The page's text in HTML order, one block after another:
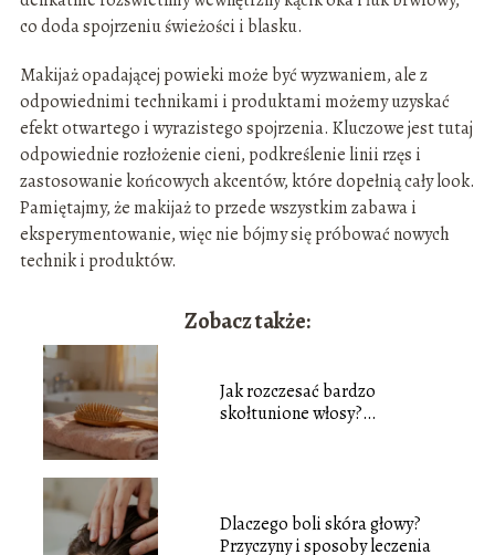
co doda spojrzeniu świeżości i blasku.
Makijaż opadającej powieki może być wyzwaniem, ale z
odpowiednimi technikami i produktami możemy uzyskać
efekt otwartego i wyrazistego spojrzenia. Kluczowe jest tutaj
odpowiednie rozłożenie cieni, podkreślenie linii rzęs i
zastosowanie końcowych akcentów, które dopełnią cały look.
Pamiętajmy, że makijaż to przede wszystkim zabawa i
eksperymentowanie, więc nie bójmy się próbować nowych
technik i produktów.
Zobacz także:
Jak rozczesać bardzo
skołtunione włosy?
Dlaczego boli skóra głowy?
Przyczyny i sposoby leczenia